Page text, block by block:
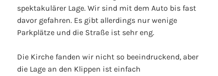
spektakulärer Lage. Wir sind mit dem Auto bis fast
davor gefahren. Es gibt allerdings nur wenige
Parkplätze und die Straße ist sehr eng.
Die Kirche fanden wir nicht so beeindruckend, aber
die Lage an den Klippen ist einfach